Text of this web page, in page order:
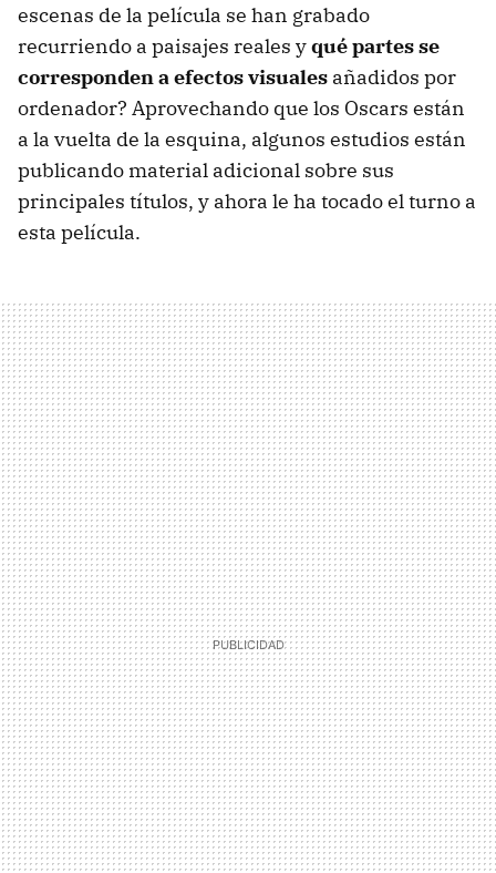
escenas de la película se han grabado
recurriendo a paisajes reales yqué partes se
corresponden a efectos visuales añadidos por
ordenador? Aprovechando que los Oscars están
a la vuelta de la esquina, algunos estudios están
publicando material adicional sobre sus
principales títulos, y ahora le ha tocado el turno a
esta película.